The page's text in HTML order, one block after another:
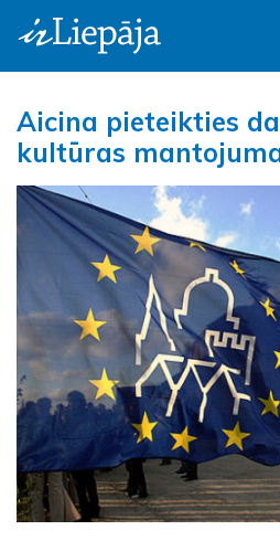
Aicina pieteikties
kultūras